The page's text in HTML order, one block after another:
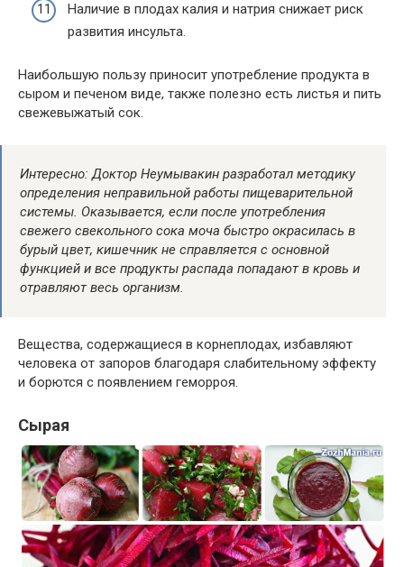
Наличие в плодах калия и натрия снижает риск
развития инсульта.
Наибольшую пользу приносит употребление продукта в
сыром и печеном виде, также полезно есть листья и пить
свежевыжатый сок.
Интересно: Доктор Неумывакин разработал методику
определения неправильной работы пищеварительной
системы. Оказывается, если после употребления
свежего свекольного сока моча быстро окрасилась в
бурый цвет, кишечник не справляется с основной
функцией и все продукты распада попадают в кровь и
отравляют весь организм.
Вещества, содержащиеся в корнеплодах, избавляют
человека от запоров благодаря слабительному эффекту
и борются с появлением геморроя.
Сырая